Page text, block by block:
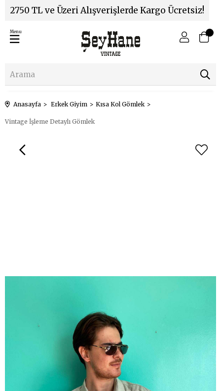
2750 TL ve Üzeri Alışverişlerde Kargo Ücretsiz!
Menu
Anasayfa Erkek Giyim Kısa Kol Gömlek
Vintage İşleme Detaylı Gömlek